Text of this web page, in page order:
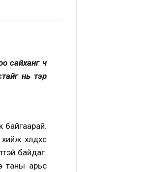
сайханг ч
нь тэр
байгаарай.
хөлдөөхөөс
байдаг.
таны арьс